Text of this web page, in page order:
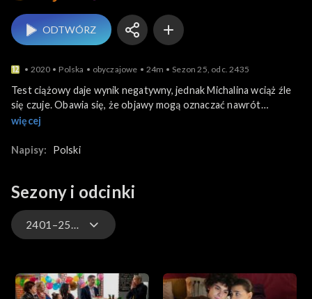
ODTWÓRZ
2020 Polska obyczajowe 24m Sezon 25, odc. 2435
Test ciążowy daje wynik negatywny, jednak Michalina wciąż źle
się czuje. Obawia się, że objawy mogą oznaczać nawrót
choroby. Natomiast Klara wciąż obwinia się, że nie udało jej się
nieoczekiwanie zdaje sobie sprawę, że została oszukana
Łucja wykorzystuje okazję, by flirtować z masażystą. Natomiast
po zajęciach dochodzi do groźnego wypadku.
więcej
Napisy: Polski
Sezony i odcinki
2401–2500